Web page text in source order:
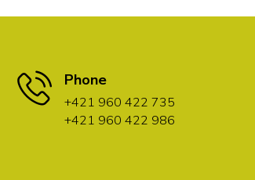
Phone
+421 960 422 735
+421 960 422 986